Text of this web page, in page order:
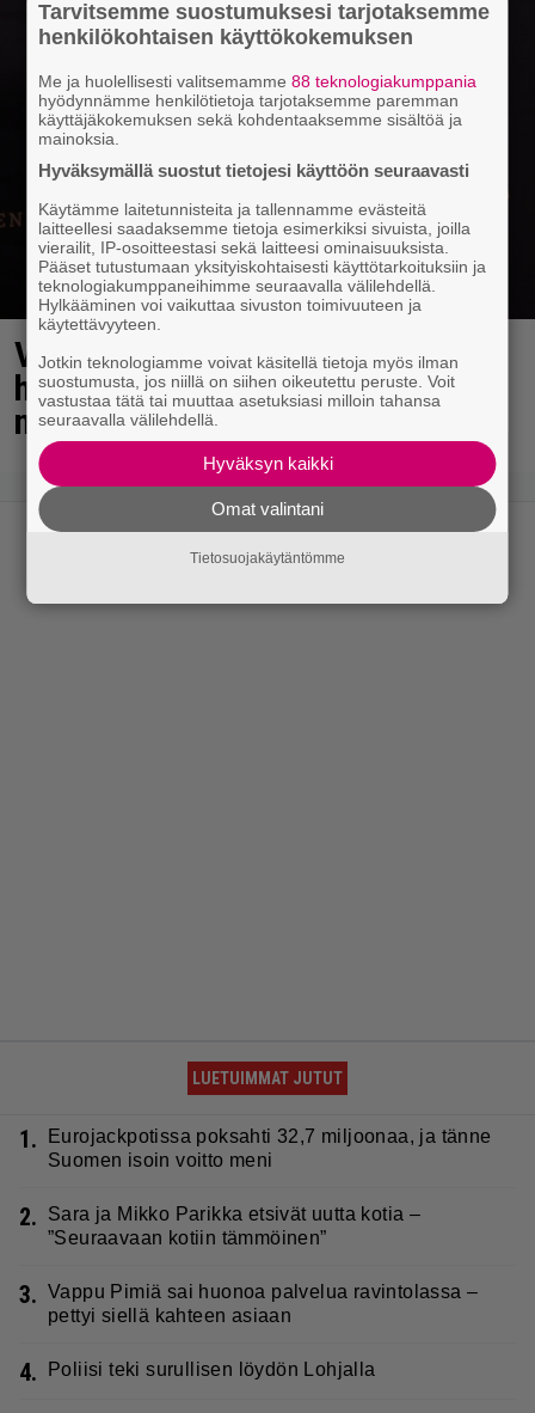
Vappu Pimiä söi Portugalissa
hanhenkauloja – näin erikoiselta
ne näyttävät
LUETUIMMAT JUTUT
1.
Eurojackpotissa poksahti 32,7 miljoonaa, ja tänne
Suomen isoin voitto meni
2.
Sara ja Mikko Parikka etsivät uutta kotia –
”Seuraavaan kotiin tämmöinen”
3. Vappu Pimiä sai huonoa palvelua ravintolassa –
pettyi siellä kahteen asiaan
4. Poliisi teki surullisen löydön Lohjalla
Tarvitsemme suostumuksesi tarjotaksemme
henkilökohtaisen käyttökokemuksen
Me ja huolellisesti valitsemamme88 teknologiakumppania
hyödynnämme henkilötietoja tarjotaksemme paremman
käyttäjäkokemuksen sekä kohdentaaksemme sisältöä ja
mainoksia.
Hyväksymällä suostut tietojesi käyttöön seuraavasti
Käytämme laitetunnisteita ja tallennamme evästeitä
laitteellesi saadaksemme tietoja esimerkiksi sivuista, joilla
vierailit, IP-osoitteestasi sekä laitteesi ominaisuuksista.
Pääset tutustumaan yksityiskohtaisesti käyttötarkoituksiin ja
teknologiakumppaneihimme seuraavalla välilehdellä.
Hylkääminen voi vaikuttaa sivuston toimivuuteen ja
käytettävyyteen.
Jotkin teknologiamme voivat käsitellä tietoja myös ilman
suostumusta, jos niillä on siihen oikeutettu peruste. Voit
vastustaa tätä tai muuttaa asetuksiasi milloin tahansa
seuraavalla välilehdellä.
Hyväksyn kaikki
Omat valintani
Tietosuojakäytäntömme